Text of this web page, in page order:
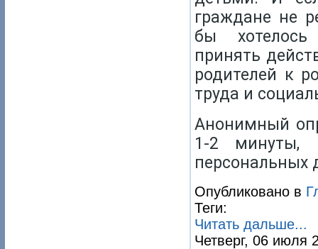
граждане не
бы хотелось
принять
родителей к
труда и
Анонимный
1-2
персональных
Опубликовано в
Теги:
Читать дальше...
Четверг, 06 июля